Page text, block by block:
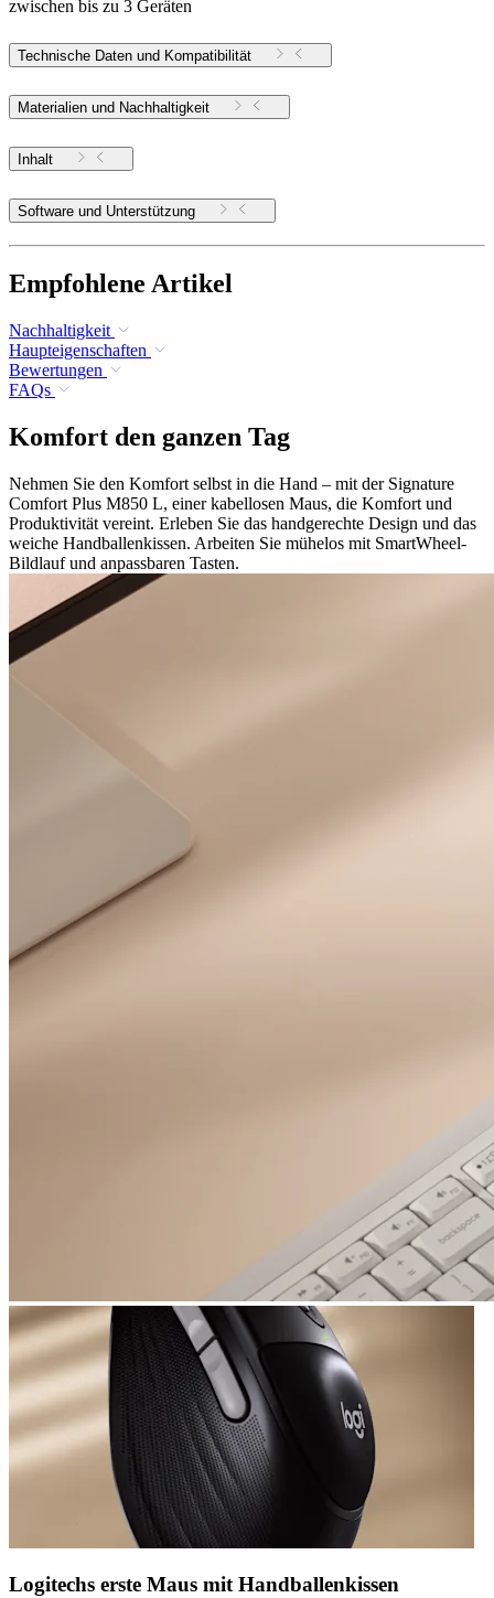
zwischen bis zu 3 Geräten
Technische Daten und Kompatibilität
Materialien und Nachhaltigkeit
Inhalt
Software und Unterstützung
Empfohlene Artikel
Nachhaltigkeit
Haupteigenschaften
Bewertungen
FAQs
Komfort den ganzen Tag
Nehmen Sie den Komfort selbst in die Hand – mit der Signature
Comfort Plus M850 L, einer kabellosen Maus, die Komfort und
Produktivität vereint. Erleben Sie das handgerechte Design und das
weiche Handballenkissen. Arbeiten Sie mühelos mit SmartWheel-
Bildlauf und anpassbaren Tasten.
Logitechs erste Maus mit Handballenkissen